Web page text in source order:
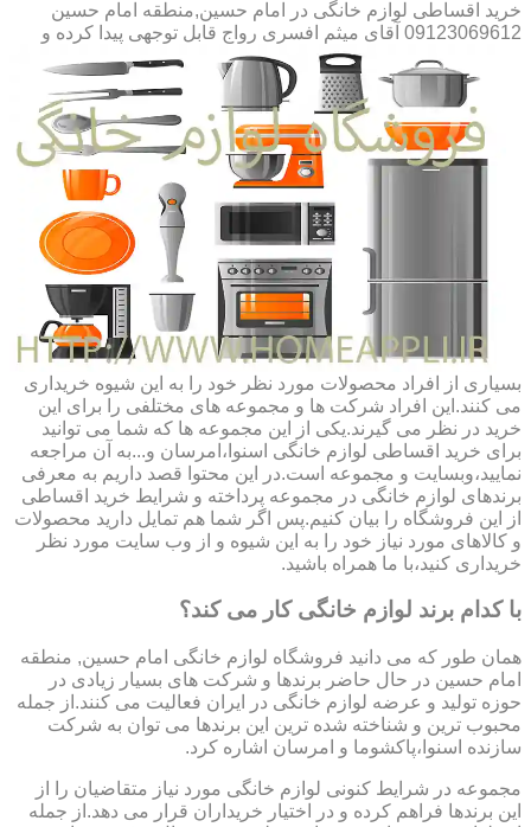
خرید اقساطی لوازم خانگی در امام حسین,منطقه امام حسین
09123069612 آقای میثم افسری
رواج قابل توجهی پیدا کرده و
بسیاری از افراد محصولات مورد نظر خود را به این شیوه خریداری
می کنند.این افراد شرکت ها و مجموعه های مختلفی را برای این
خرید در نظر می گیرند.یکی از این مجموعه ها که شما می توانید
برای خرید اقساطی لوازم خانگی اسنوا،امرسان و...به آن مراجعه
نمایید،وبسایت و مجموعه است.در این محتوا قصد داریم به معرفی
برندهای لوازم خانگی در مجموعه پرداخته و شرایط خرید اقساطی
از این فروشگاه را بیان کنیم.پس اگر شما هم تمایل دارید محصولات
و کالاهای مورد نیاز خود را به این شیوه و از وب سایت مورد نظر
خریداری کنید،با ما همراه باشید.
با کدام برند لوازم خانگی کار می کند؟
همان طور که می دانید فروشگاه لوازم خانگی امام حسین, منطقه
امام حسین در حال حاضر برندها و شرکت های بسیار زیادی در
حوزه تولید و عرضه لوازم خانگی در ایران فعالیت می کنند.از جمله
محبوب ترین و شناخته شده ترین این برندها می توان به شرکت
سازنده اسنوا،پاکشوما و امرسان اشاره کرد.
مجموعه در شرایط کنونی لوازم خانگی مورد نیاز متقاضیان را از
این برندها فراهم کرده و در اختیار خریداران قرار می دهد.از جمله